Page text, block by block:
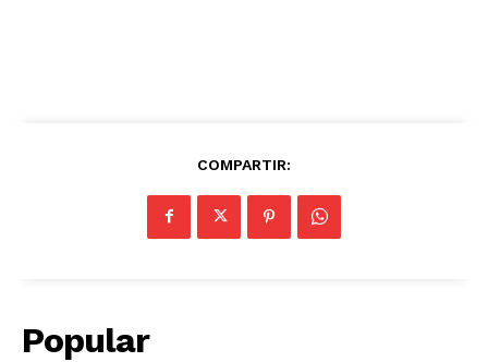
COMPARTIR:
Popular